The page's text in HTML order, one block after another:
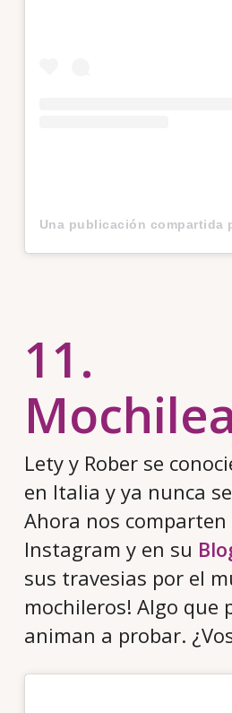
11.
Lety y Rober se
en Italia y ya nunca
Ahora nos comparten
Instagram y en su
sus travesias por el
mochileros! Algo que
animan a probar.